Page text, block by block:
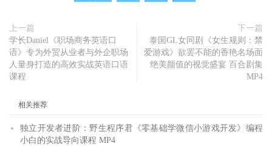
上一篇
学长Daniel《职场商务英语口
语》专为外贸从业者与外企职场
人量身打造的高效实战英语口语
课程
下一篇
泰国GL女同剧《女生规则：禁
爱游戏》欲罢不能的香艳名场面
绝美颜值的视觉盛宴 百合剧集
MP4
相关推荐
独立开发者进阶：野生程序君《零基础学微信小游戏开发》编程
小白的实战导向课程 MP4